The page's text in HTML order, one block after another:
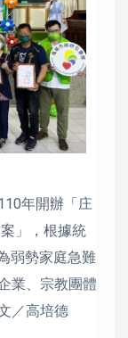
年開辦「庄
」，根據統
弱勢家庭急難
業、宗教團體
／高培德